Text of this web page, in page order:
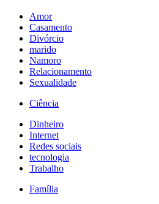
Amor
Casamento
Divórcio
marido
Namoro
Relacionamento
Sexualidade
Ciência
Dinheiro
Internet
Redes sociais
tecnologia
Trabalho
Família